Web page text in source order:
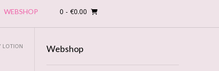
WEBSHOP 0 - €0.00
LOTION Webshop